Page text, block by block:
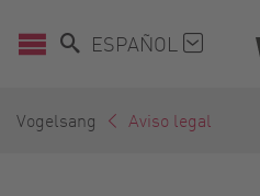
ESPAÑOL
Vogelsang Aviso legal